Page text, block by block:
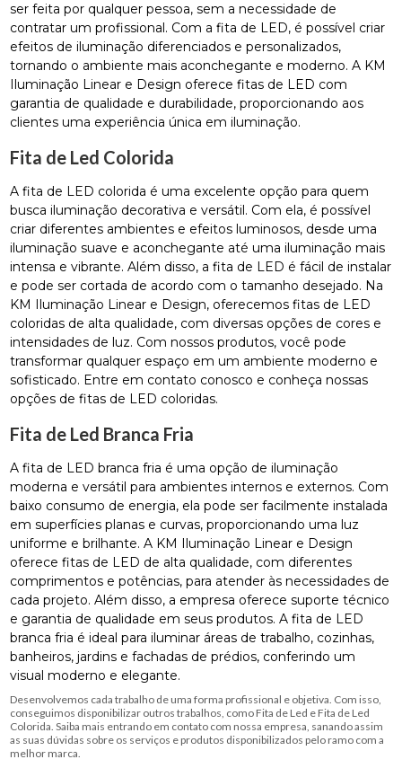
ser feita por qualquer pessoa, sem a necessidade de
contratar um profissional. Com a fita de LED, é possível criar
efeitos de iluminação diferenciados e personalizados,
tornando o ambiente mais aconchegante e moderno. A KM
Iluminação Linear e Design oferece fitas de LED com
garantia de qualidade e durabilidade, proporcionando aos
clientes uma experiência única em iluminação.
Fita de Led Colorida
A fita de LED colorida é uma excelente opção para quem
busca iluminação decorativa e versátil. Com ela, é possível
criar diferentes ambientes e efeitos luminosos, desde uma
iluminação suave e aconchegante até uma iluminação mais
intensa e vibrante. Além disso, a fita de LED é fácil de instalar
e pode ser cortada de acordo com o tamanho desejado. Na
KM Iluminação Linear e Design, oferecemos fitas de LED
coloridas de alta qualidade, com diversas opções de cores e
intensidades de luz. Com nossos produtos, você pode
transformar qualquer espaço em um ambiente moderno e
sofisticado. Entre em contato conosco e conheça nossas
opções de fitas de LED coloridas.
Fita de Led Branca Fria
A fita de LED branca fria é uma opção de iluminação
moderna e versátil para ambientes internos e externos. Com
baixo consumo de energia, ela pode ser facilmente instalada
em superfícies planas e curvas, proporcionando uma luz
uniforme e brilhante. A KM Iluminação Linear e Design
oferece fitas de LED de alta qualidade, com diferentes
comprimentos e potências, para atender às necessidades de
cada projeto. Além disso, a empresa oferece suporte técnico
e garantia de qualidade em seus produtos. A fita de LED
branca fria é ideal para iluminar áreas de trabalho, cozinhas,
banheiros, jardins e fachadas de prédios, conferindo um
visual moderno e elegante.
Desenvolvemos cada trabalho de uma forma profissional e objetiva. Com isso,
conseguimos disponibilizar outros trabalhos, como Fita de Led e Fita de Led
Colorida. Saiba mais entrando em contato com nossa empresa, sanando assim
as suas dúvidas sobre os serviços e produtos disponibilizados pelo ramo com a
melhor marca.